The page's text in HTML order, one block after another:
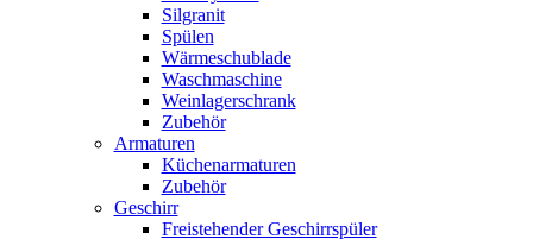
Silgranit
Spülen
Wärmeschublade
Waschmaschine
Weinlagerschrank
Zubehör
Armaturen
Küchenarmaturen
Zubehör
Geschirr
Freistehender Geschirrspüler